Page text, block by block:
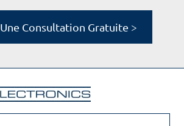
Consultation Gratuite >